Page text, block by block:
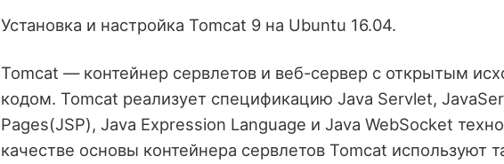
Установка и настройка Tomcat 9 на Ubuntu 16.04.
Tomcat — контейнер сервлетов и веб-сервер с открытым
кодом. Tomcat реализует спецификацию Java Servlet,
Pages(JSP), Java Expression Language и Java WebSocket
качестве основы контейнера сервлетов Tomcat используют